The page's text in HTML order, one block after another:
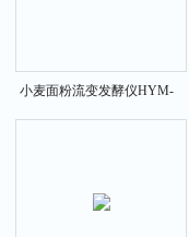
小麦面粉流变发酵仪HYM-
RFA沪粤明